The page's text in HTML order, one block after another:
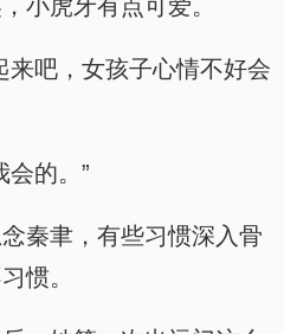
小虎牙有点可爱。
来吧，女孩子心情不好会
会的。”
秦聿，有些习惯深入骨
惯。